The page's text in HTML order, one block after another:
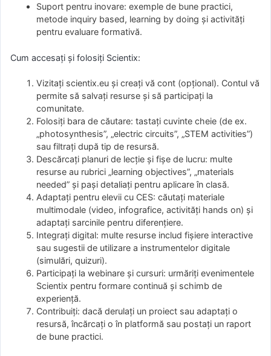
Suport pentru inovare: exemple de bune practici,
metode inquiry based, learning by doing și activități
pentru evaluare formativă.
Cum accesați și folosiți Scientix:
Vizitați scientix.eu și creați vă cont (opțional). Contul vă
permite să salvați resurse și să participați la
comunitate.
Folosiți bara de căutare: tastați cuvinte cheie (de ex.
„photosynthesis”, „electric circuits”, „STEM activities”)
sau filtrați după tip de resursă.
Descărcați planuri de lecție și fișe de lucru: multe
resurse au rubrici „learning objectives”, „materials
needed” și pași detaliați pentru aplicare în clasă.
Adaptați pentru elevii cu CES: căutați materiale
multimodale (video, infografice, activități hands on) și
adaptați sarcinile pentru diferențiere.
Integrați digital: multe resurse includ fișiere interactive
sau sugestii de utilizare a instrumentelor digitale
(simulări, quizuri).
Participați la webinare și cursuri: urmăriți evenimentele
Scientix pentru formare continuă și schimb de
experiență.
Contribuiți: dacă derulați un proiect sau adaptați o
resursă, încărcați o în platformă sau postați un raport
de bune practici.